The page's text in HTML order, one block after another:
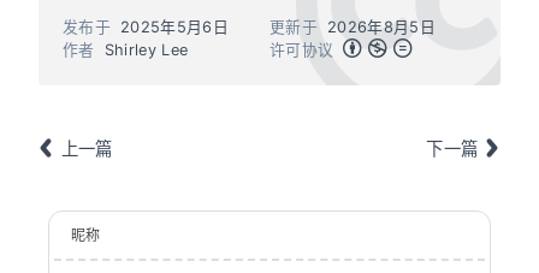
作者 Shirley Lee
发布于 2025年5月6日 更新于
2026年8月5日
许可协议
上一篇 下一篇
昵称